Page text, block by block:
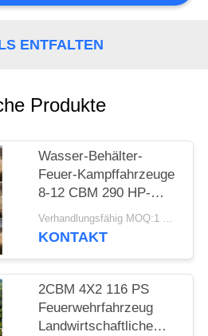
ENTFALTEN
Produkte
Wasser-Behälter-
Feuer-Kampffahrzeuge
8-12 CBM 290 HP-
Notrettungsfahrzeuge Verhandlungsfähig MOQ:1 EINHEIT
KONTAKT
2CBM 4X2 116 PS
Feuerwehrfahrzeug
Landwirtschaftliche